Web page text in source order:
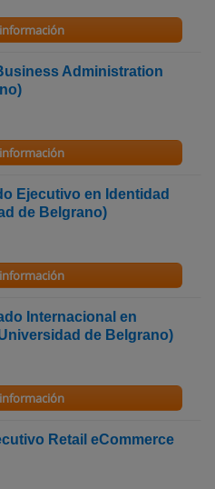
Administration
Ejecutivo en Identidad
de Belgrano)
Internacional en
de Belgrano)
Retail eCommerce